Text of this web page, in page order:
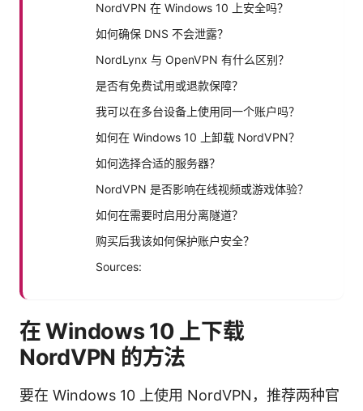
NordVPN 在 Windows 10 上安全吗？
如何确保 DNS 不会泄露？
NordLynx 与 OpenVPN 有什么区别？
是否有免费试用或退款保障？
我可以在多台设备上使用同一个账户吗？
如何在 Windows 10 上卸载 NordVPN？
如何选择合适的服务器？
NordVPN 是否影响在线视频或游戏体验？
如何在需要时启用分离隧道？
购买后我该如何保护账户安全？
Sources:
在 Windows 10 上下载
NordVPN 的方法
要在 Windows 10 上使用 NordVPN，推荐两种官